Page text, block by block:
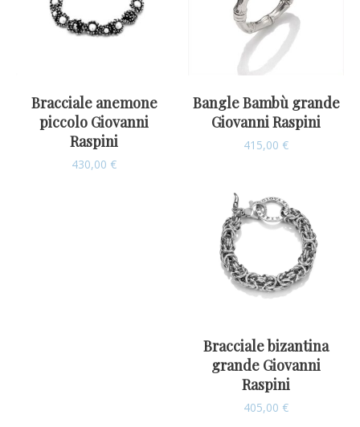
Bracciale anemone
piccolo Giovanni
Raspini
430,00 €
Bangle Bambù grande
Giovanni Raspini
415,00 €
Bracciale bizantina
grande Giovanni
Raspini
405,00 €